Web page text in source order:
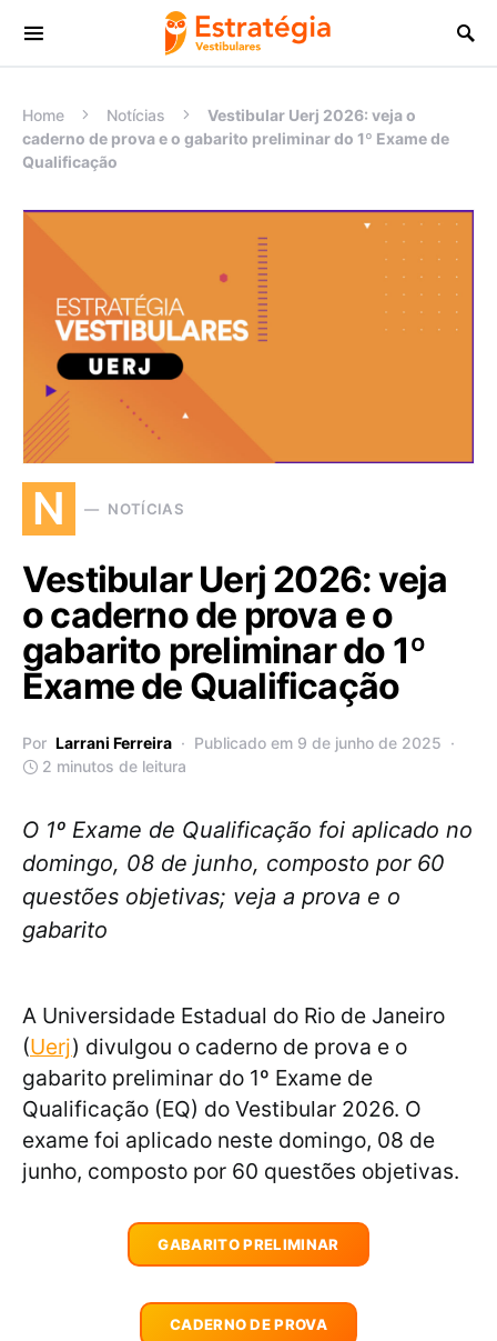
Procurar:
Home Notícias
Vestibular Uerj 2026: veja o
caderno de prova e o gabarito preliminar do 1º Exame de
Qualificação
N NOTÍCIAS
Vestibular Uerj 2026: veja
o caderno de prova e o
gabarito preliminar do 1º
Exame de Qualificação
Por Larrani Ferreira
Publicado em 9 de junho de 2025
2 minutos de leitura
O 1º Exame de Qualificação foi aplicado no
domingo, 08 de junho, composto por 60
questões objetivas; veja a prova e o
gabarito
A Universidade Estadual do Rio de Janeiro
(Uerj) divulgou o caderno de prova e o
gabarito preliminar do 1º Exame de
Qualificação (EQ) do Vestibular 2026. O
exame foi aplicado neste domingo, 08 de
junho, composto por 60 questões objetivas.
GABARITO PRELIMINAR
CADERNO DE PROVA